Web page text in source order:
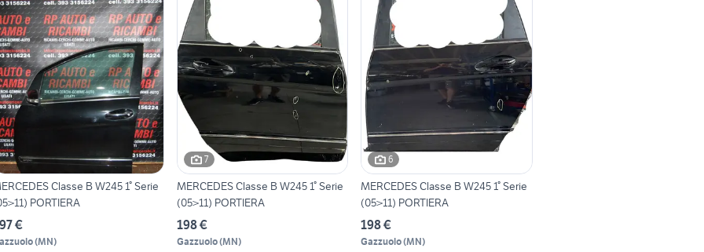
Classe B W245 1° Serie
PORTIERA
€
(MN)
7
MERCEDES Classe B W245 1° Serie
(05>11) PORTIERA
198 €
Gazzuolo(MN)
6
MERCEDES Classe B W245 1° Serie
(05>11) PORTIERA
198 €
Gazzuolo(MN)